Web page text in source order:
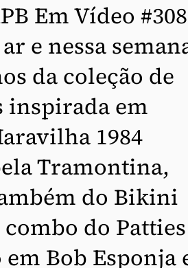
Em Vídeo #308
e nessa
da coleção de
inspirada em
1984
Tramontina,
do Bikini
do Patties
Bob Esponja